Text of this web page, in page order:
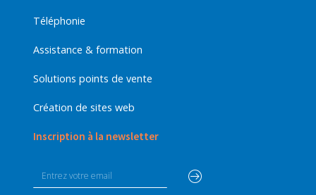
Téléphonie
Assistance & formation
Solutions points de vente
Création de sites web
Inscription à la newsletter